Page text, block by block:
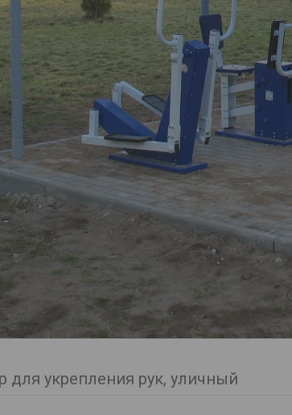
для укрепления рук, уличный